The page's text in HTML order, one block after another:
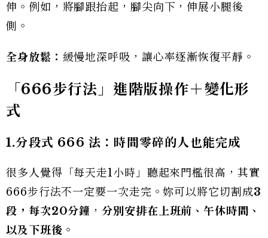
伸。例如，將腳跟抬起，腳尖向下，伸展小腿後
側。
全身放鬆： 緩慢地深呼吸，讓心率逐漸恢復平靜。
「666步行法」進階版操作＋變化形
式
1.分段式 666法：時間零碎的人也能完成
很多人覺得「每天走1小時」聽起來門檻很高，其實
666步行法不一定要一次走完。妳可以將它切割成3
段，每次20分鐘 ，分別安排在上班前、午休時間、
以及下班後。